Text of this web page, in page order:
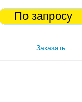
По запросу
Заказать